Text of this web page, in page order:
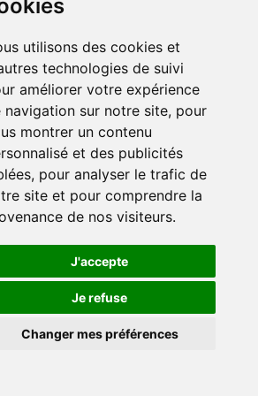
utilisons des cookies et
technologies de suivi
améliorer votre expérience
navigation sur notre site, pour
montrer un contenu
et des publicités
pour analyser le trafic de
site et pour comprendre la
de nos visiteurs.
J'accepte
Je refuse
Changer mes préférences
information)